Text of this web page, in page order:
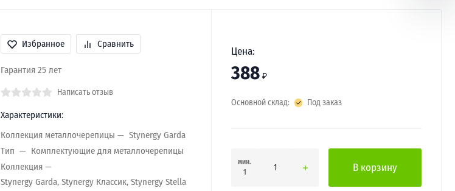
Избранное Сравнить
Гарантия 25 лет
Написать отзыв
Характеристики:
Коллекция металлочерепицы
Stynergy Garda
Тип
Комплектующие для металлочерепицы
Коллекция
Stynergy Garda, Stynergy Классик, Stynergy Stella
Цена:
388 ₽
Основной склад: Под заказ
мин.
1
В корзину